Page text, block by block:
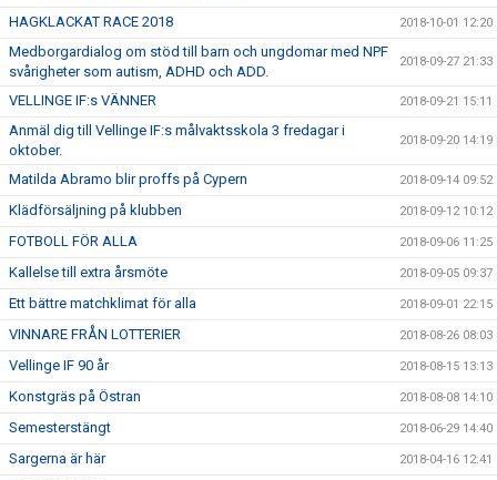
HAGKLACKAT RACE 2018 2018-10-01 12:20
Medborgardialog om stöd till barn och ungdomar med NPF
svårigheter som autism, ADHD och ADD.
2018-09-27 21:33
VELLINGE IF:s VÄNNER 2018-09-21 15:11
Anmäl dig till Vellinge IF:s målvaktsskola 3 fredagar i
oktober.
2018-09-20 14:19
Matilda Abramo blir proffs på Cypern 2018-09-14 09:52
Klädförsäljning på klubben 2018-09-12 10:12
FOTBOLL FÖR ALLA 2018-09-06 11:25
Kallelse till extra årsmöte 2018-09-05 09:37
Ett bättre matchklimat för alla 2018-09-01 22:15
VINNARE FRÅN LOTTERIER 2018-08-26 08:03
Vellinge IF 90 år 2018-08-15 13:13
Konstgräs på Östran 2018-08-08 14:10
Semesterstängt 2018-06-29 14:40
Sargerna är här 2018-04-16 12:41